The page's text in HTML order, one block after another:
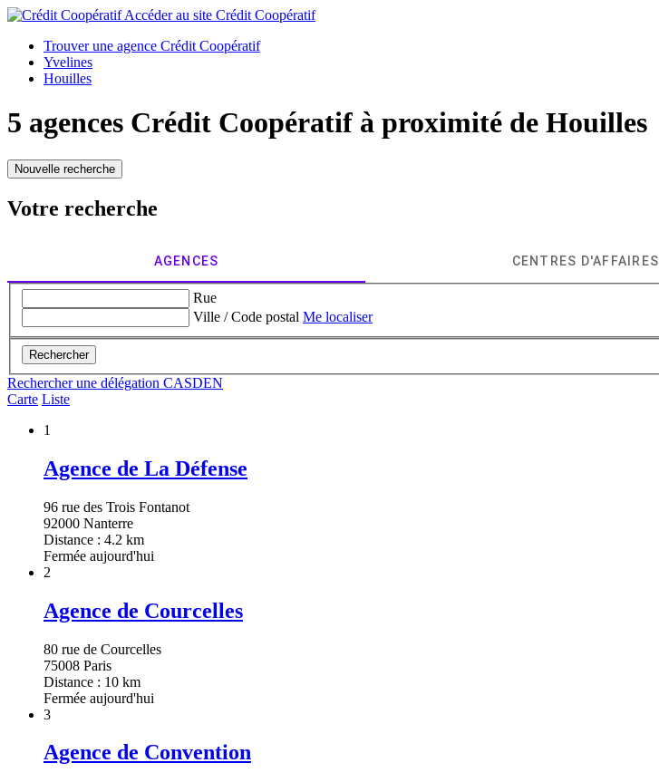
Accéder au site Crédit Coopératif
Trouver une agence Crédit Coopératif
Yvelines
Houilles
5 agences Crédit Coopératif à proximité de Houilles
Nouvelle recherche
Votre recherche
AGENCES CENTRES D'AFFAIRES
Rue
Ville / Code postal Me localiser
Rechercher
Rechercher une délégation CASDEN
Carte Liste
1
Agence de La Défense
96 rue des Trois Fontanot
92000 Nanterre
Distance : 4.2 km
Fermée aujourd'hui
2
Agence de Courcelles
80 rue de Courcelles
75008 Paris
Distance : 10 km
Fermée aujourd'hui
3
Agence de Convention